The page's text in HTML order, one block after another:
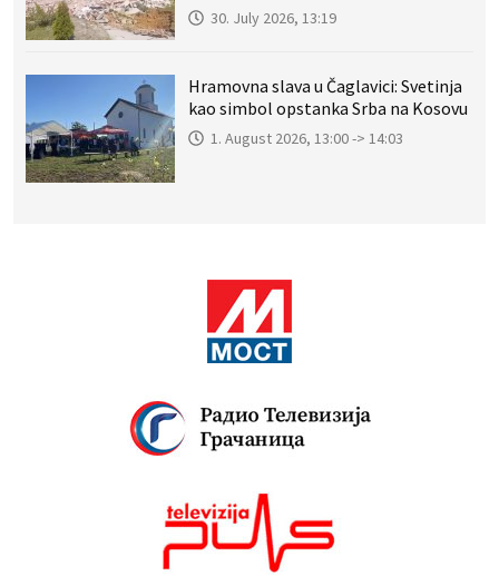
30. July 2026, 13:19
Hramovna slava u Čaglavici: Svetinja
kao simbol opstanka Srba na Kosovu
1. August 2026, 13:00 -> 14:03